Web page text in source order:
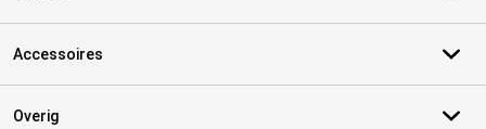
Accessoires
Overig